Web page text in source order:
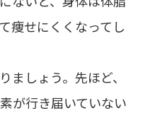
痩せにくくなってし
ましょう。先ほど、
が行き届いていない